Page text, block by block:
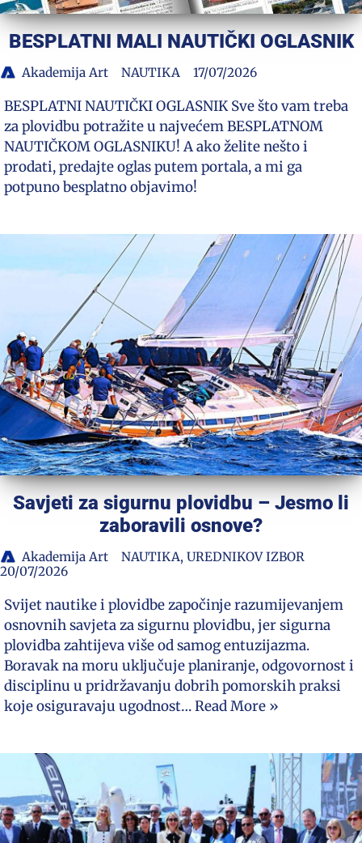
BESPLATNI MALI NAUTIČKI OGLASNIK
Akademija Art NAUTIKA 17/07/2026
BESPLATNI NAUTIČKI OGLASNIK Sve što vam treba
za plovidbu potražite u najvećem BESPLATNOM
NAUTIČKOM OGLASNIKU! A ako želite nešto i
prodati, predajte oglas putem portala, a mi ga
potpuno besplatno objavimo!
Savjeti za sigurnu plovidbu – Jesmo li
zaboravili osnove?
Akademija Art NAUTIKA, UREDNIKOV IZBOR
20/07/2026
Svijet nautike i plovidbe započinje razumijevanjem
osnovnih savjeta za sigurnu plovidbu, jer sigurna
plovidba zahtijeva više od samog entuzijazma.
Boravak na moru uključuje planiranje, odgovornost i
disciplinu u pridržavanju dobrih pomorskih praksi
koje osiguravaju ugodnost…Read More »